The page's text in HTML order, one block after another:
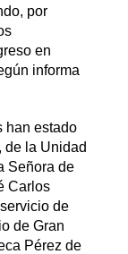
por
en
informa
han estado
de la Unidad
Señora de
Carlos
de
de Gran
Pérez de